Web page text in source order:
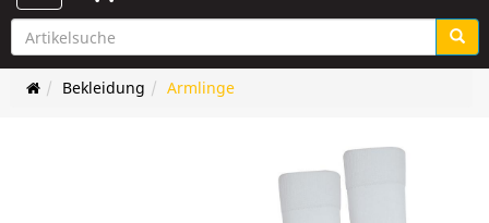
Bekleidung Armlinge